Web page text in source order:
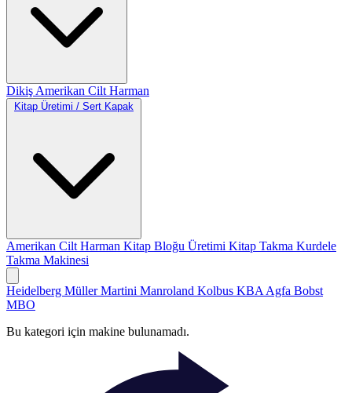
Dikiş Amerikan Cilt Harman
Kitap Üretimi / Sert Kapak
Amerikan Cilt Harman Kitap Bloğu Üretimi Kitap Takma Kurdele
Takma Makinesi
Heidelberg Müller Martini Manroland Kolbus KBA Agfa Bobst
MBO
Bu kategori için makine bulunamadı.